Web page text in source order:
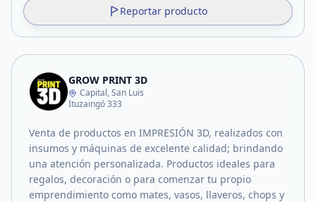
Reportar producto
GROW PRINT 3D
Capital, San Luis
Ituzaingó 333
Venta de productos en IMPRESIÓN 3D, realizados con
insumos y máquinas de excelente calidad; brindando
una atención personalizada. Productos ideales para
regalos, decoración o para comenzar tu propio
emprendimiento como mates, vasos, llaveros, chops y